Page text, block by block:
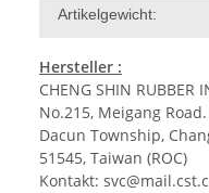
Artikelgewicht:
Hersteller :
CHENG SHIN RUBBER
No.215, Meigang Road.
Dacun Township,
51545, Taiwan (ROC)
Kontakt: